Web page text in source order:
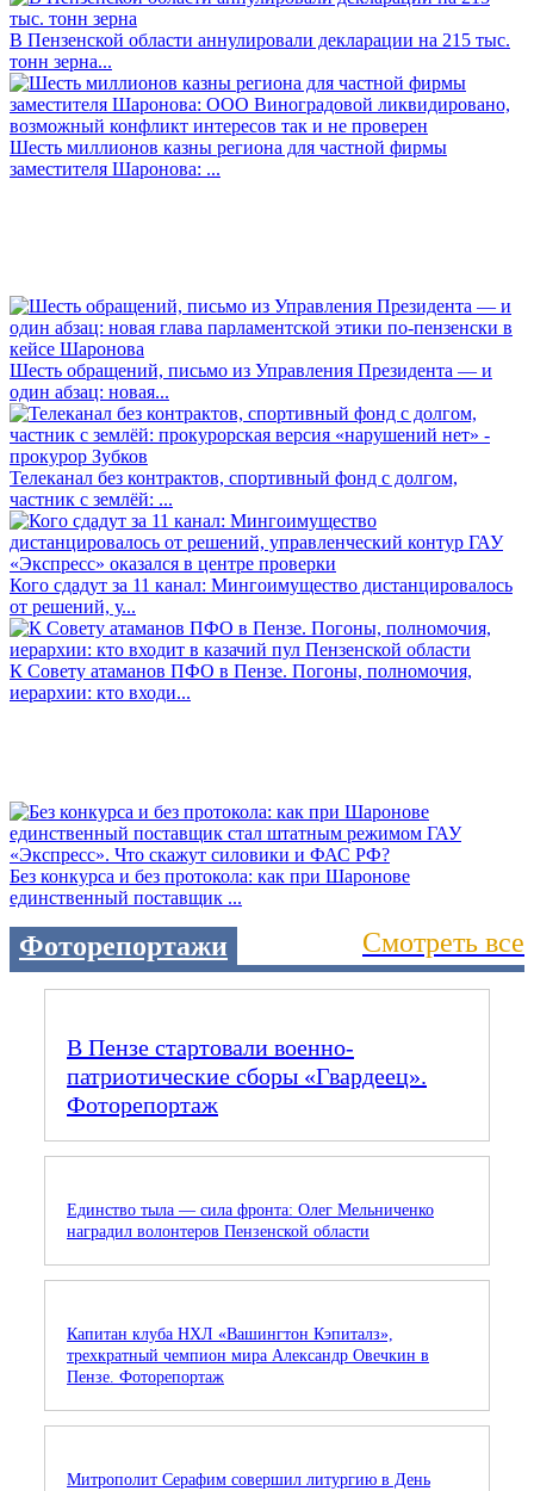
В Пензенской области аннулировали декларации на 215 тыс.
тонн зерна...
Шесть миллионов казны региона для частной фирмы
заместителя Шаронова: ...
Шесть обращений, письмо из Управления Президента — и
один абзац: новая...
Телеканал без контрактов, спортивный фонд с долгом,
частник с землёй: ...
Кого сдадут за 11 канал: Мингоимущество дистанцировалось
от решений, у...
К Совету атаманов ПФО в Пензе. Погоны, полномочия,
иерархии: кто входи...
Без конкурса и без протокола: как при Шаронове
единственный поставщик ...
Фоторепортажи Смотреть все
В Пензе стартовали военно-
патриотические сборы «Гвардеец».
Фоторепортаж
Единство тыла — сила фронта: Олег Мельниченко
наградил волонтеров Пензенской области
Капитан клуба НХЛ «Вашингтон Кэпиталз»,
трехкратный чемпион мира Александр Овечкин в
Пензе. Фоторепортаж
Митрополит Серафим совершил литургию в День